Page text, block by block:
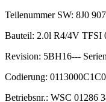
Teilenummer SW: 8J0
Bauteil: 2.0l R4/4V TFSI
Revision: 5BH16---
Codierung:
Betriebsnr.: WSC 01286